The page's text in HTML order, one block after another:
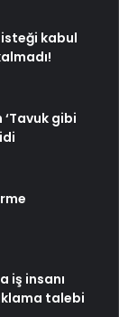
kabul
gibi
iş insanı
talebi